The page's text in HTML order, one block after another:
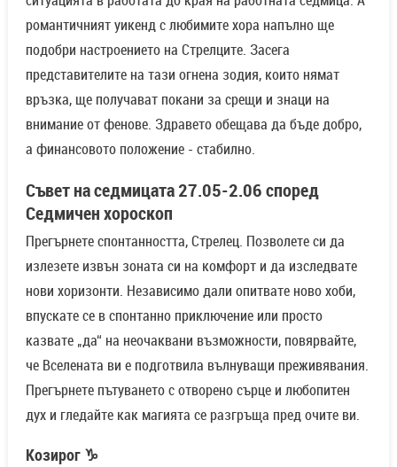
романтичният уикенд с любимите хора напълно ще
подобри настроението на Стрелците. Засега
представителите на тази огнена зодия, които нямат
връзка, ще получават покани за срещи и знаци на
внимание от фенове. Здравето обещава да бъде добро,
а финансовото положение - стабилно.
Съвет на седмицата 27.05-2.06 според
Седмичен хороскоп
Прегърнете спонтанността, Стрелец. Позволете си да
излезете извън зоната си на комфорт и да изследвате
нови хоризонти. Независимо дали опитвате ново хоби,
впускате се в спонтанно приключение или просто
казвате „да“ на неочаквани възможности, повярвайте,
че Вселената ви е подготвила вълнуващи преживявания.
Прегърнете пътуването с отворено сърце и любопитен
дух и гледайте как магията се разгръща пред очите ви.
Козирог ♑